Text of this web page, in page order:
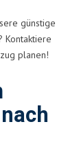
günstige
Kontaktiere
planen!